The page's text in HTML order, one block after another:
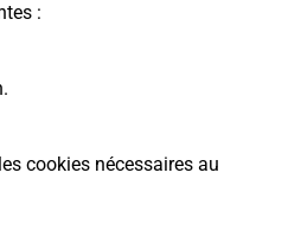
:
cookies nécessaires au